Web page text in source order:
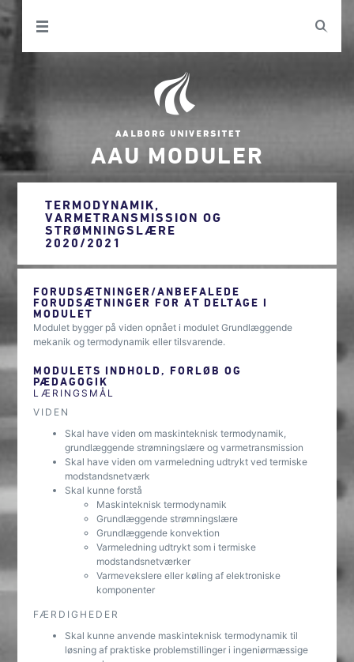
AAU MODULER
TERMODYNAMIK,
VARMETRANSMISSION OG
STRØMNINGSLÆRE
2020/2021
FORUDSÆTNINGER/ANBEFALEDE
FORUDSÆTNINGER FOR AT DELTAGE I
MODULET
Modulet bygger på viden opnået i modulet Grundlæggende
mekanik og termodynamik eller tilsvarende.
MODULETS INDHOLD, FORLØB OG
PÆDAGOGIK
LÆRINGSMÅL
VIDEN
Skal have viden om maskinteknisk termodynamik,
grundlæggende strømningslære og varmetransmission
Skal have viden om varmeledning udtrykt ved termiske
modstandsnetværk
Skal kunne forstå
Maskinteknisk termodynamik
Grundlæggende strømningslære
Grundlæggende konvektion
Varmeledning udtrykt som i termiske
modstandsnetværker
Varmevekslere eller køling af elektroniske
komponenter
FÆRDIGHEDER
Skal kunne anvende maskinteknisk termodynamik til
løsning af praktiske problemstillinger i ingeniørmæssige